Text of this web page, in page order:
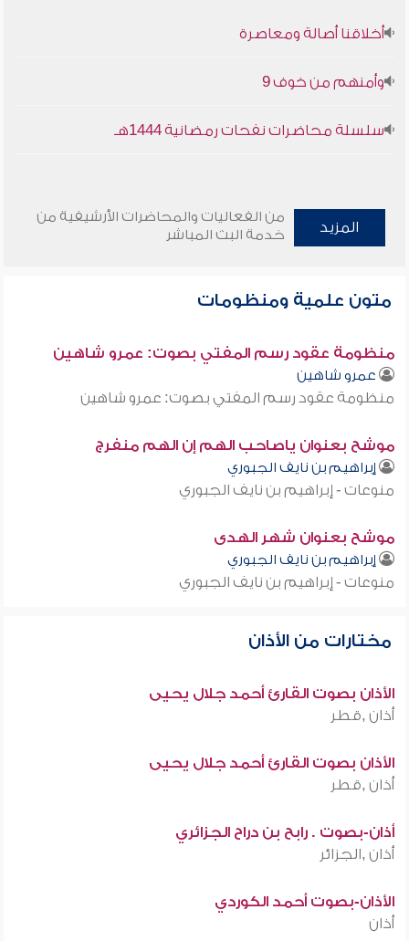
أخلاقنا أصالة ومعاصرة
وأمنهم من خوف 9
سلسلة محاضرات نفحات رمضانية 1444هـ
المزيد
من الفعاليات والمحاضرات الأرشيفية من
خدمة البث المباشر
متون علمية ومنظومات
منظومة عقود رسم المفتي بصوت: عمرو شاهين
عمرو شاهين
منظومة عقود رسم المفتي بصوت: عمرو شاهين
موشح بعنوان ياصاحب الهم إن الهم منفرج
إبراهيم بن نايف الجبوري
منوعات - إبراهيم بن نايف الجبوري
موشح بعنوان شهر الهدى
إبراهيم بن نايف الجبوري
منوعات - إبراهيم بن نايف الجبوري
مختارات من الأذان
الأذان بصوت القارئ أحمد جلال يحيى
أذان ,قطر
الأذان بصوت القارئ أحمد جلال يحيى
أذان ,قطر
أذان-بصوت . رابح بن دراح الجزائري
أذان ,الجزائر
الأذان-بصوت أحمد الكوردي
أذان